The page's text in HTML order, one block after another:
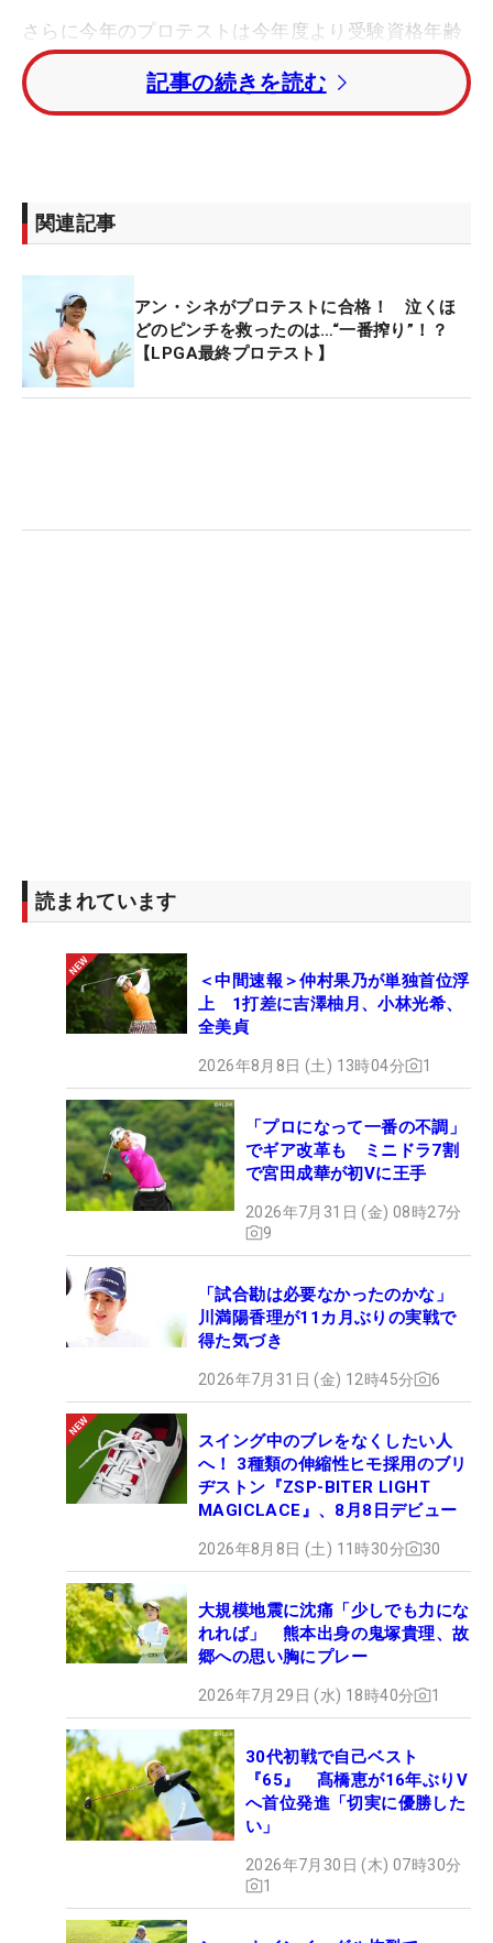
さらに今年のプロテストは今年度より受験資格年齢
も18歳以上から17歳以上に引き下げられた影響で、
現在の19歳になる世代と18歳にあたる世代がともに
初受験。「アジアパシフィック女子アマチュア選手
マ」、「日本ジュニア」の2冠を達成した吉田優利
らを擁する2000年4月〜2001年3月生まれの“プラチ
・西村優菜（トータル8アンダー・2位タイ）
「パターがやっと入ってくれました。緊張感は4日
て、海外でも活躍できるような選手になりたいで
記事の続きを読む
関連記事
アン・シネがプロテストに合格！ 泣くほ
どのピンチを救ったのは…“一番搾り”！？
【LPGA最終プロテスト】
読まれています
＜中間速報＞仲村果乃が単独首位浮
上 1打差に吉澤柚月、小林光希、
全美貞
2026年8月8日 (土) 13時04分 1
「プロになって一番の不調」
でギア改革も ミニドラ7割
で宮田成華が初Vに王手
2026年7月31日 (金) 08時27分
9
「試合勘は必要なかったのかな」
川満陽香理が11カ月ぶりの実戦で
得た気づき
2026年7月31日 (金) 12時45分 6
スイング中のブレをなくしたい人
へ！ 3種類の伸縮性ヒモ採用のブリ
ヂストン『ZSP-BITER LIGHT
MAGICLACE』、8月8日デビュー
2026年8月8日 (土) 11時30分 30
大規模地震に沈痛「少しでも力にな
れれば」 熊本出身の鬼塚貴理、故
郷への思い胸にプレー
2026年7月29日 (水) 18時40分 1
30代初戦で自己ベスト
『65』 髙橋恵が16年ぶりV
へ首位発進「切実に優勝した
い」
2026年7月30日 (木) 07時30分
1